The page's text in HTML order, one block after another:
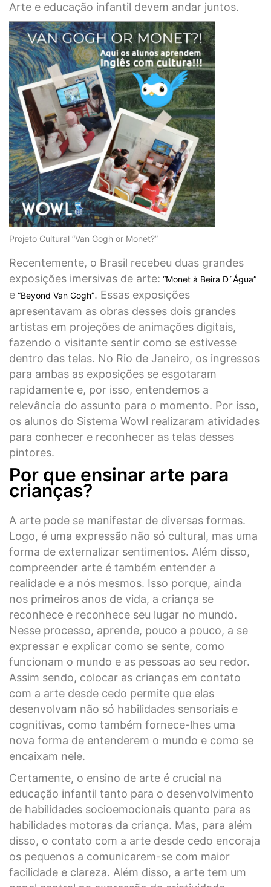
Arte e educação infantil devem andar juntos.
Projeto Cultural “Van Gogh or Monet?”
Recentemente, o Brasil recebeu duas grandes
exposições imersivas de arte: “Monet à Beira D´Água”
e “Beyond Van Gogh”. Essas exposições
apresentavam as obras desses dois grandes
artistas em projeções de animações digitais,
fazendo o visitante sentir como se estivesse
dentro das telas. No Rio de Janeiro, os ingressos
para ambas as exposições se esgotaram
rapidamente e, por isso, entendemos a
relevância do assunto para o momento. Por isso,
os alunos do Sistema Wowl realizaram atividades
para conhecer e reconhecer as telas desses
pintores.
Por que ensinar arte para
crianças?
A arte pode se manifestar de diversas formas.
Logo, é uma expressão não só cultural, mas uma
forma de externalizar sentimentos. Além disso,
compreender arte é também entender a
realidade e a nós mesmos. Isso porque, ainda
nos primeiros anos de vida, a criança se
reconhece e reconhece seu lugar no mundo.
Nesse processo, aprende, pouco a pouco, a se
expressar e explicar como se sente, como
funcionam o mundo e as pessoas ao seu redor.
Assim sendo, colocar as crianças em contato
com a arte desde cedo permite que elas
desenvolvam não só habilidades sensoriais e
cognitivas, como também fornece-lhes uma
nova forma de entenderem o mundo e como se
encaixam nele.
Certamente, o ensino de arte é crucial na
educação infantil tanto para o desenvolvimento
de habilidades socioemocionais quanto para as
habilidades motoras da criança. Mas, para além
disso, o contato com a arte desde cedo encoraja
os pequenos a comunicarem-se com maior
facilidade e clareza. Além disso, a arte tem um